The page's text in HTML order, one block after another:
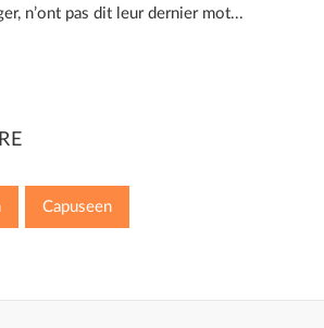
n’ont pas dit leur dernier mot...
Capuseen